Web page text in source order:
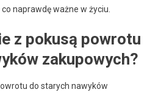
naprawdę ważne w życiu.
z pokusą powrotu
zakupowych?
do starych nawyków